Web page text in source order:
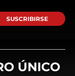
SUSCRIBIRSE
ÚNICO